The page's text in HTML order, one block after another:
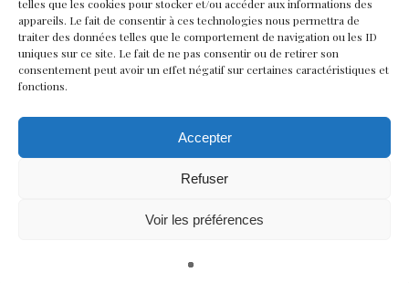
telles que les cookies pour stocker et/ou accéder aux informations des
appareils. Le fait de consentir à ces technologies nous permettra de
traiter des données telles que le comportement de navigation ou les ID
uniques sur ce site. Le fait de ne pas consentir ou de retirer son
consentement peut avoir un effet négatif sur certaines caractéristiques et
fonctions.
Accepter
Refuser
Voir les préférences